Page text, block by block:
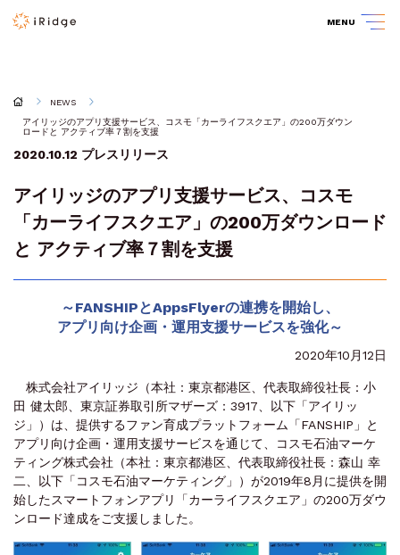
MENU
NEWS
アイリッジのアプリ支援サービス、コスモ「カーライフスクエア」の200万ダウン
ロードと アクティブ率７割を支援
2020.10.12 プレスリリース
アイリッジのアプリ支援サービス、コスモ
「カーライフスクエア」の200万ダウンロード
と アクティブ率７割を支援
～FANSHIPとAppsFlyerの連携を開始し、
アプリ向け企画・運用支援サービスを強化～
2020年10月12日
株式会社アイリッジ（本社：東京都港区、代表取締役社長：小
田 健太郎、東京証券取引所マザーズ：3917、以下「アイリッ
ジ」）は、提供するファン育成プラットフォーム「FANSHIP」と
アプリ向け企画・運用支援サービスを通じて、コスモ石油マーケ
ティング株式会社（本社：東京都港区、代表取締役社長：森山 幸
二、以下「コスモ石油マーケティング」）が2019年8月に提供を開
始したスマートフォンアプリ「カーライフスクエア」の200万ダウ
ンロード達成をご支援しました。